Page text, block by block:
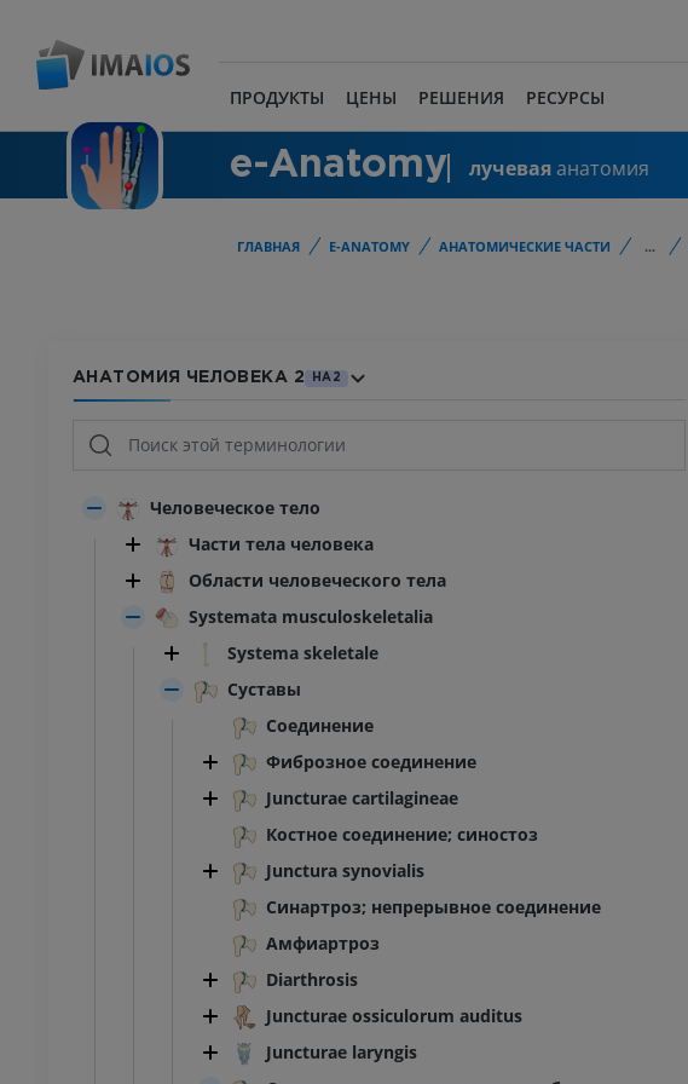
ПРОДУКТЫ ЦЕНЫ РЕШЕНИЯ РЕСУРСЫ
e-Anatomy лучеваяанатомия
ГЛАВНАЯ E-ANATOMY АНАТОМИЧЕСКИЕ ЧАСТИ ...
АНАТОМИЯ ЧЕЛОВЕКА 2 HA2
Человеческое тело
Части тела человека
Области человеческого тела
Systemata musculoskeletalia
Systema skeletale
Суставы
Соединение
Фиброзное соединение
Juncturae cartilagineae
Костное соединение; синостоз
Junctura synovialis
Синартроз; непрерывное соединение
Амфиартроз
Diarthrosis
Juncturae ossiculorum auditus
Juncturae laryngis